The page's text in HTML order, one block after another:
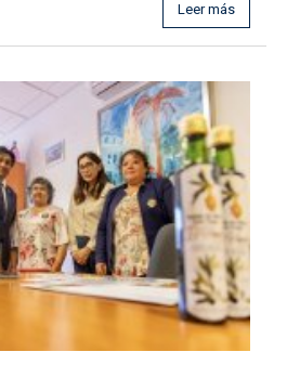
Leer más